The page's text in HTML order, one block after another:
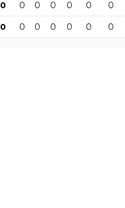
0 0 0 0 0 0 0
0 0 0 0 0 0 0